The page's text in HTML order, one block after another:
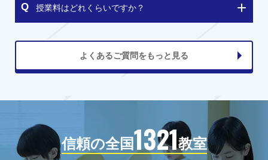
授業料はどれくらいですか？
よくあるご質問をもっと見る
信頼の全国1321教室